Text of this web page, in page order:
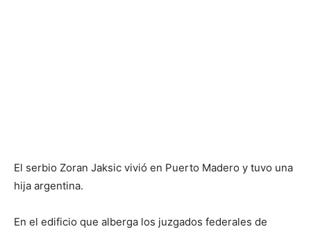
El serbio Zoran Jaksic vivió en Puerto Madero y tuvo una
hija argentina.
En el edificio que alberga los juzgados federales de